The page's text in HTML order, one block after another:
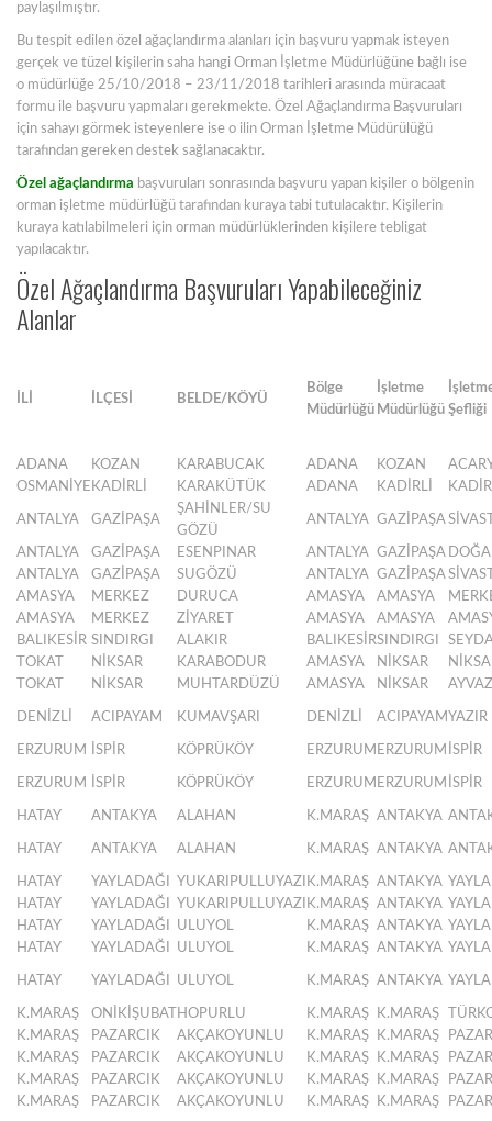
paylaşılmıştır.
Bu tespit edilen özel ağaçlandırma alanları için başvuru yapmak isteyen
gerçek ve tüzel kişilerin saha hangi Orman İşletme Müdürlüğüne bağlı ise
o müdürlüğe 25/10/2018 – 23/11/2018 tarihleri arasında müracaat
formu ile başvuru yapmaları gerekmekte. Özel Ağaçlandırma Başvuruları
için sahayı görmek isteyenlere ise o ilin Orman İşletme Müdürülüğü
tarafından gereken destek sağlanacaktır.
Özel ağaçlandırma başvuruları sonrasında başvuru yapan kişiler o bölgenin
orman işletme müdürlüğü tarafından kuraya tabi tutulacaktır. Kişilerin
kuraya katılabilmeleri için orman müdürlüklerinden kişilere tebligat
yapılacaktır.
Özel Ağaçlandırma Başvuruları Yapabileceğiniz
Alanlar
İLİ İLÇESİ BELDE/KÖYÜ
Bölge
Müdürlüğü
İşletme
Müdürlüğü Şefliği
ADANA KOZAN KARABUCAK ADANA KOZAN
OSMANİYE KADİRLİ KARAKÜTÜK ADANA KADİRLİ
ANTALYA GAZİPAŞA
ŞAHİNLER/SU
GÖZÜ
ANTALYA GAZİPAŞA
ANTALYA GAZİPAŞA ESENPINAR ANTALYA GAZİPAŞA
ANTALYA
GAZİPAŞA SUGÖZÜ ANTALYA GAZİPAŞA
AMASYA
MERKEZ DURUCA AMASYA AMASYA
AMASYA
MERKEZ ZİYARET AMASYA AMASYA
BALIKESİR SINDIRGI ALAKIR BALIKESİRSINDIRGI
TOKAT
NİKSAR KARABODUR AMASYA NİKSAR
TOKAT
NİKSAR MUHTARDÜZÜ AMASYA NİKSAR AYVAZ
DENİZLİ ACIPAYAM KUMAVŞARI DENİZLİ ACIPAYAM YAZIR
ERZURUM İSPİR KÖPRÜKÖY ERZURUM ERZURUM İSPİR
ERZURUM İSPİR KÖPRÜKÖY ERZURUM ERZURUM İSPİR
HATAY ANTAKYA ALAHAN K.MARAŞ ANTAKYA
HATAY ANTAKYA ALAHAN K.MARAŞ ANTAKYA
HATAY YAYLADAĞI YUKARIPULLUYAZI K.MARAŞ ANTAKYA
HATAY
YAYLADAĞI YUKARIPULLUYAZI K.MARAŞ ANTAKYA
HATAY
YAYLADAĞI ULUYOL K.MARAŞ ANTAKYA
HATAY
YAYLADAĞI ULUYOL K.MARAŞ ANTAKYA
HATAY YAYLADAĞI ULUYOL K.MARAŞ ANTAKYA
K.MARAŞ ONİKİŞUBAT HOPURLU K.MARAŞ K.MARAŞ
K.MARAŞ
PAZARCIK AKÇAKOYUNLU K.MARAŞ K.MARAŞ
K.MARAŞ
PAZARCIK AKÇAKOYUNLU K.MARAŞ K.MARAŞ
K.MARAŞ
PAZARCIK AKÇAKOYUNLU K.MARAŞ K.MARAŞ
K.MARAŞ
PAZARCIK AKÇAKOYUNLU K.MARAŞ K.MARAŞ